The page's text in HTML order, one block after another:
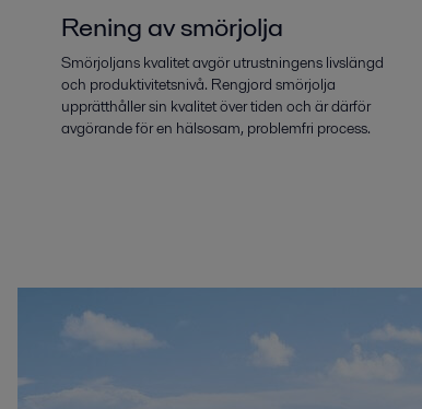
Rening av smörjolja
Smörjoljans kvalitet avgör utrustningens livslängd
och produktivitetsnivå. Rengjord smörjolja
upprätthåller sin kvalitet över tiden och är därför
avgörande för en hälsosam, problemfri process.